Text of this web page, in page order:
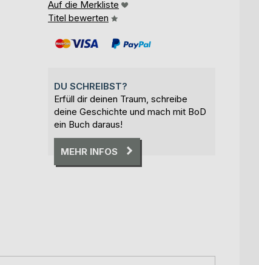
Auf die Merkliste
Titel bewerten
DU SCHREIBST?
Erfüll dir deinen Traum, schreibe
deine Geschichte und mach mit BoD
ein Buch daraus!
MEHR INFOS